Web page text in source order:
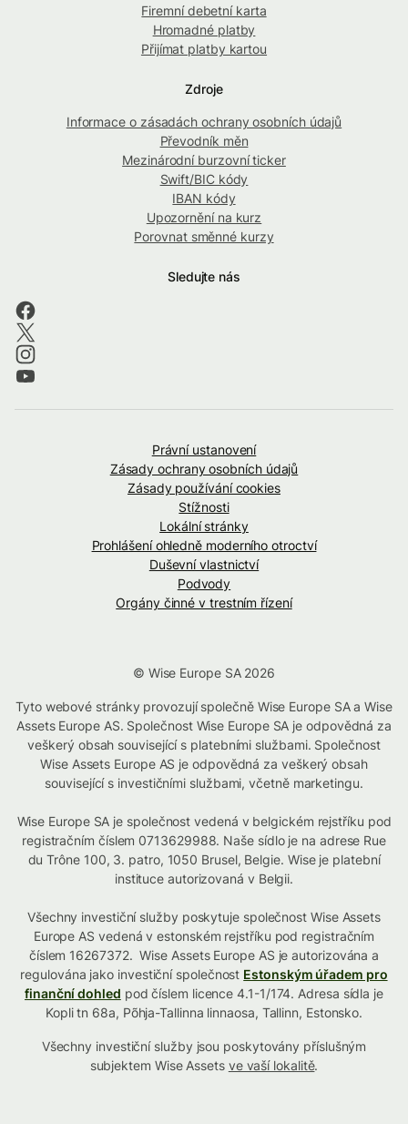
Firemní debetní karta
Hromadné platby
Přijímat platby kartou
Zdroje
Informace o zásadách ochrany osobních údajů
Převodník měn
Mezinárodní burzovní ticker
Swift/BIC kódy
IBAN kódy
Upozornění na kurz
Porovnat směnné kurzy
Sledujte nás
Právní ustanovení
Zásady ochrany osobních údajů
Zásady používání cookies
Stížnosti
Lokální stránky
Prohlášení ohledně moderního otroctví
Duševní vlastnictví
Podvody
Orgány činné v trestním řízení
© Wise Europe SA 2026
Tyto webové stránky provozují společně Wise Europe SA a Wise
Assets Europe AS. Společnost Wise Europe SA je odpovědná za
veškerý obsah související s platebními službami. Společnost
Wise Assets Europe AS je odpovědná za veškerý obsah
související s investičními službami, včetně marketingu.
Wise Europe SA je společnost vedená v belgickém rejstříku pod
registračním číslem 0713629988. Naše sídlo je na adrese Rue
du Trône 100, 3. patro, 1050 Brusel, Belgie. Wise je platební
instituce autorizovaná v Belgii.
Všechny investiční služby poskytuje společnost Wise Assets
Europe AS vedená v estonském rejstříku pod registračním
číslem 16267372. Wise Assets Europe AS je autorizována a
regulována jako investiční společnost Estonským úřadem pro
finanční dohled pod číslem licence 4.1-1/174. Adresa sídla je
Kopli tn 68a, Põhja-Tallinna linnaosa, Tallinn, Estonsko.
Všechny investiční služby jsou poskytovány příslušným
subjektem Wise Assets ve vaší lokalitě.